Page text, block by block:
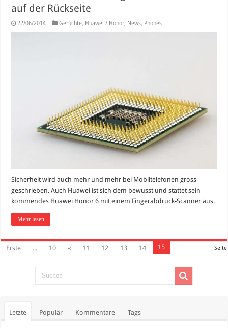
auf der Rückseite
22/06/2014 Gerüchte, Huawei / Honor, News, Phones
Sicherheit wird auch mehr und mehr bei Mobiltelefonen gross
geschrieben. Auch Huawei ist sich dem bewusst und stattet sein
kommendes Huawei Honor 6 mit einem Fingerabdruck-Scanner aus.
Mehr lesen
Seite
Erste ... 10 « 11 12 13 14 15
Letzte Populär Kommentare Tags